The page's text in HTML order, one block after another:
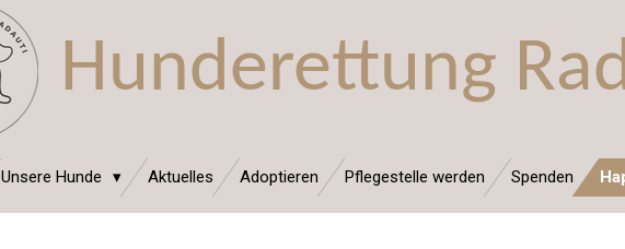
Hunderettung
Unsere Hunde Aktuelles Adoptieren Pflegestelle werden Spenden